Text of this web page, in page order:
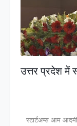
उत्तर प्रदेश में
स्टार्टअप्स आम